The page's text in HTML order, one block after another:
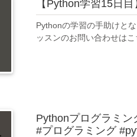
【Python学習15日
Pythonの学習の手助けと
ッスンのお問い合わせは
Pythonプログラミ
#プログラミング